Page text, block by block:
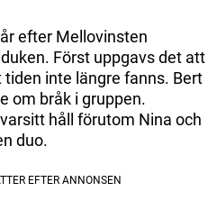
efter Mellovinsten
Först uppgavs det att
inte längre fanns. Bert
om bråk i gruppen.
håll förutom Nina och
duo.